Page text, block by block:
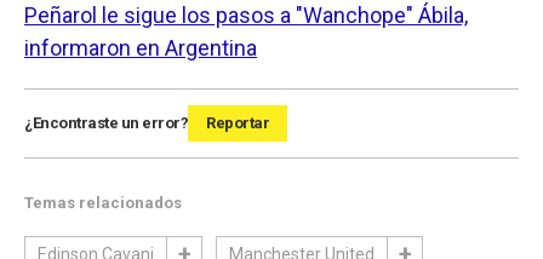
Peñarol le sigue los pasos a "Wanchope" Ábila,
informaron en Argentina
¿Encontraste un error? Reportar
Temas relacionados
Edinson Cavani Manchester United